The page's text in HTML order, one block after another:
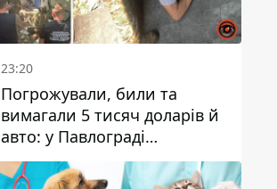
23:20
Погрожували, били та
вимагали 5 тисяч доларів й
авто: у Павлограді
затримали двох чоловіків